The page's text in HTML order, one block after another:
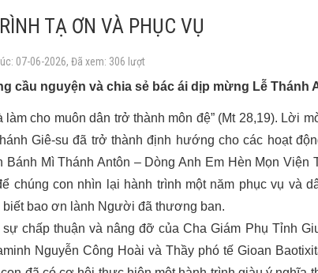
TẠ ƠN VÀ PHỤC VỤ
07-06-2026, Đã xem: 306 lượt
cầu nguyện và chia sẻ bác ái dịp mừng Lễ Thánh
cho muôn dân trở thành môn đệ” (Mt 28,19). Lời
Giê-su đã trở thành định hướng cho các hoạt
Bánh Mì Thánh Antôn – Dòng Anh Em Hèn Mọn Viện
chúng con nhìn lại hành trình một năm phục vụ và
biết bao ơn lành Người đã thương ban.
thuận và nâng đỡ của Cha Giám Phụ Tỉnh
Nguyễn Công Hoài và Thầy phó tế Gioan